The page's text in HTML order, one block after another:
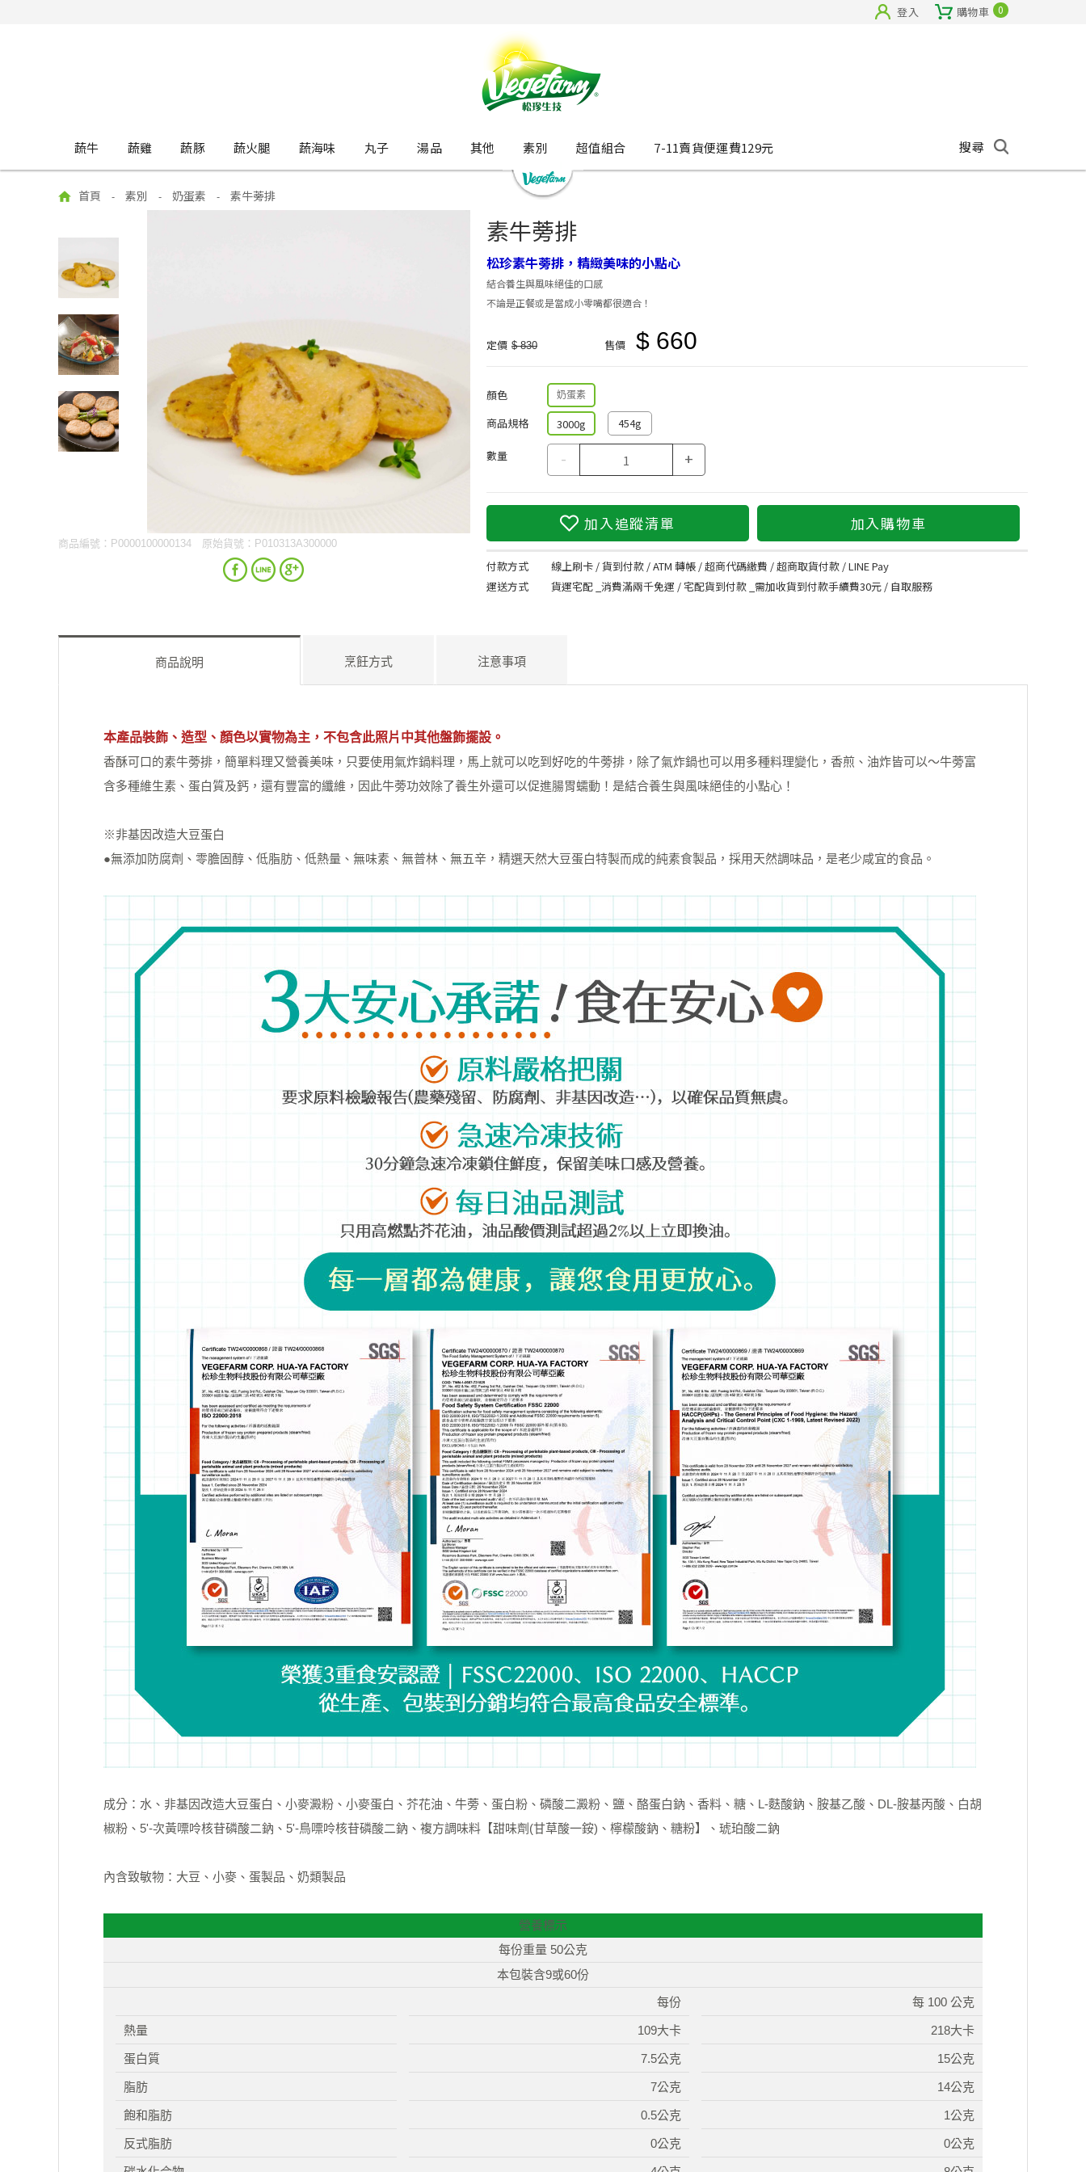
登入 購物車 0
蔬牛 蔬雞 蔬豚 蔬火腿 蔬海味 丸子 湯品 其他 素別 超值組合 7-11賣貨便運費129元 搜尋
首頁 - 素別 - 奶蛋素 - 素牛蒡排
商品編號：P0000100000134 原始貨號：P010313A300000
素牛蒡排
松珍素牛蒡排，精緻美味的小點心
結合養生與風味絕佳的口感
不論是正餐或是當成小零嘴都很適合！
定價 $ 830 售價 $ 660
顏色 奶蛋素
商品規格 3000g 454g
數量 - +
加入追蹤清單 加入購物車
付款方式
線上刷卡 / 貨到付款 / ATM 轉帳 / 超商代碼繳費 / 超商取貨付款 / LINE Pay
運送方式
貨運宅配 _消費滿兩千免運 / 宅配貨到付款 _需加收貨到付款手續費30元 / 自取服務
商品說明 烹飪方式 注意事項
本產品裝飾、造型、顏色以實物為主，不包含此照片中其他盤飾擺設。
香酥可口的素牛蒡排，簡單料理又營養美味，只要使用氣炸鍋料理，馬上就可以吃到好吃的牛蒡排，除了氣炸鍋也可以用多種料理變化，香煎、油炸皆可以～牛蒡富
含多種維生素、蛋白質及鈣，還有豐富的纖維，因此牛蒡功效除了養生外還可以促進腸胃蠕動！是結合養生與風味絕佳的小點心！
※非基因改造大豆蛋白
●無添加防腐劑、零膽固醇、低脂肪、低熱量、無味素、無普林、無五辛，精選天然大豆蛋白特製而成的純素食製品，採用天然調味品，是老少咸宜的食品。
成分：水、非基因改造大豆蛋白、小麥澱粉、小麥蛋白、芥花油、牛蒡、蛋白粉、磷酸二澱粉、鹽、酪蛋白鈉、香料、糖、L-麩酸鈉、胺基乙酸、DL-胺基丙酸、白胡
椒粉、5'-次黃嘌呤核苷磷酸二鈉、5'-鳥嘌呤核苷磷酸二鈉、複方調味料【甜味劑(甘草酸一銨)、檸檬酸鈉、糖粉】、琥珀酸二鈉
內含致敏物：大豆、小麥、蛋製品、奶類製品
營養標示
每份重量 50公克
本包裝含9或60份
熱量
蛋白質
脂肪
飽和脂肪
反式脂肪
每份
109大卡
7.5公克
7公克
0.5公克
0公克
每 100 公克
218大卡
15公克
14公克
1公克
0公克